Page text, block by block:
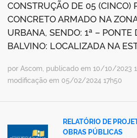
CONSTRUÇÃO DE 05 (CINCO)
CONCRETO ARMADO NA
URBANA, SENDO: 1ª – PONTE
BALVINO: LOCALIZADA NA
por Ascom, publicado em 10/10/2023
modificação em 05/02/2024 17h50
RELATÓRIO DE
OBRAS PÚBLICAS